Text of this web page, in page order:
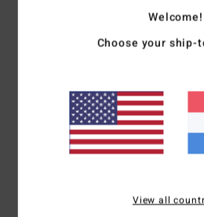
Perzikzachte stretchStof
Hoogte taille:Hoge taille tot net
Sluiting:Gestrikt op de zijnaden
Branding:Logoborduursel
[Hoofdmateriaal]
Welcome!
Choose your ship-
View all